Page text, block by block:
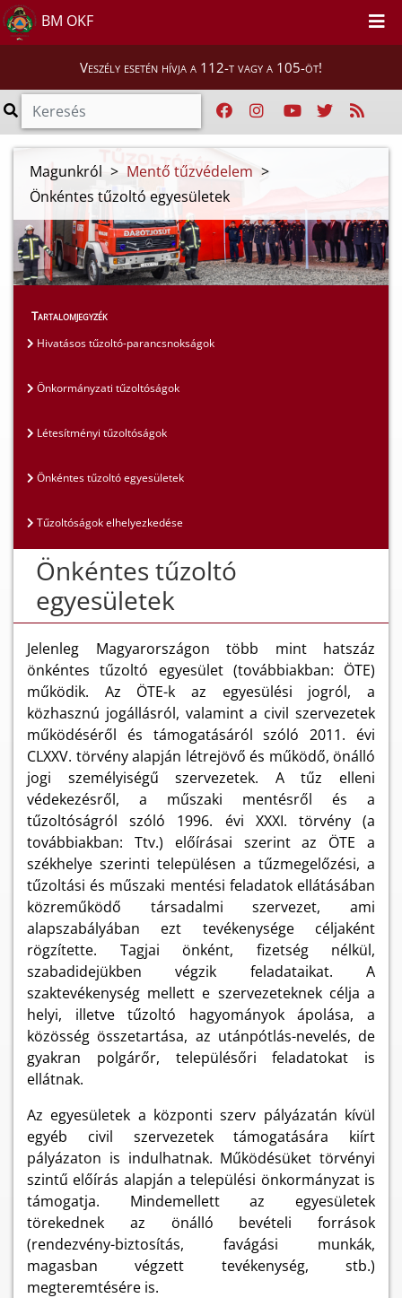
BM OKF
Veszély esetén hívja a 112-t vagy a 105-öt!
Magunkról > Mentő tűzvédelem >
Önkéntes tűzoltó egyesületek
Tartalomjegyzék
Hivatásos tűzoltó-parancsnokságok
Önkormányzati tűzoltóságok
Létesítményi tűzoltóságok
Önkéntes tűzoltó egyesületek
Tűzoltóságok elhelyezkedése
Önkéntes tűzoltó
egyesületek
Jelenleg Magyarországon több mint hatszáz
önkéntes tűzoltó egyesület (továbbiakban: ÖTE)
működik. Az ÖTE-k az egyesülési jogról, a
közhasznú jogállásról, valamint a civil szervezetek
működéséről és támogatásáról szóló 2011. évi
CLXXV. törvény alapján létrejövő és működő, önálló
jogi személyiségű szervezetek. A tűz elleni
védekezésről, a műszaki mentésről és a
tűzoltóságról szóló 1996. évi XXXI. törvény (a
továbbiakban: Ttv.) előírásai szerint az ÖTE a
székhelye szerinti településen a tűzmegelőzési, a
tűzoltási és műszaki mentési feladatok ellátásában
közreműködő társadalmi szervezet, ami
alapszabályában ezt tevékenysége céljaként
rögzítette. Tagjai önként, fizetség nélkül,
szabadidejükben végzik feladataikat. A
szaktevékenység mellett e szervezeteknek célja a
helyi, illetve tűzoltó hagyományok ápolása, a
közösség összetartása, az utánpótlás-nevelés, de
gyakran polgárőr, településőri feladatokat is
ellátnak.
Az egyesületek a központi szerv pályázatán kívül
egyéb civil szervezetek támogatására kiírt
pályázaton is indulhatnak. Működésüket törvényi
szintű előírás alapján a települési önkormányzat is
támogatja. Mindemellett az egyesületek
törekednek az önálló bevételi források
(rendezvény-biztosítás, favágási munkák,
magasban végzett tevékenység, stb.)
megteremtésére is.